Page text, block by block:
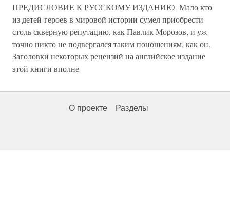
ПРЕДИСЛОВИЕ К РУССКОМУ ИЗДАНИЮ Мало кто
из детей-героев в мировой истории сумел приобрести
столь скверную репутацию, как Павлик Морозов, и уж
точно никто не подвергался таким поношениям, как он.
Заголовки некоторых рецензий на английское издание
этой книги вполне
О проекте Разделы